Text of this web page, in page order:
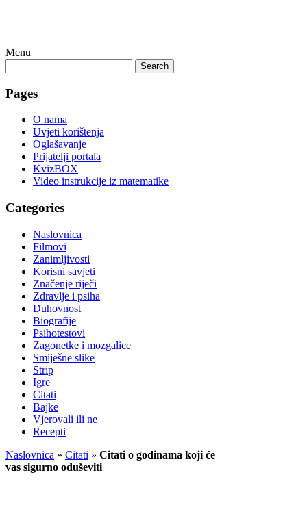
Menu
Search
Pages
O nama
Uvjeti korištenja
Oglašavanje
Prijatelji portala
KvizBOX
Video instrukcije iz matematike
Categories
Naslovnica
Filmovi
Zanimljivosti
Korisni savjeti
Značenje riječi
Zdravlje i psiha
Duhovnost
Biografije
Psihotestovi
Zagonetke i mozgalice
Smiješne slike
Strip
Igre
Citati
Bajke
Vjerovali ili ne
Recepti
Naslovnica » Citati » Citati o godinama koji će
vas sigurno oduševiti